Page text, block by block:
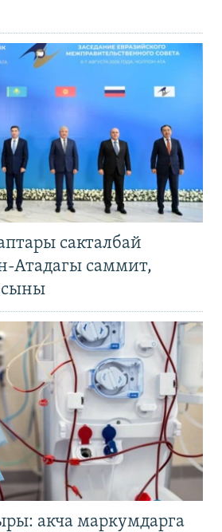
сакталбай
Атадагы саммит,
акча маркумдарга